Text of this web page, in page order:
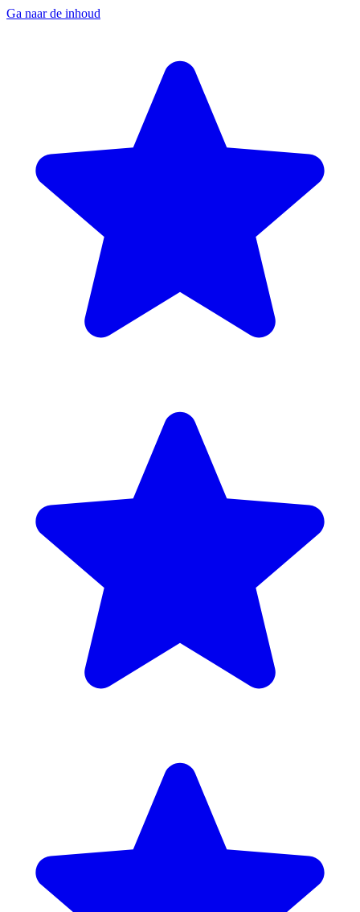
Ga naar de inhoud